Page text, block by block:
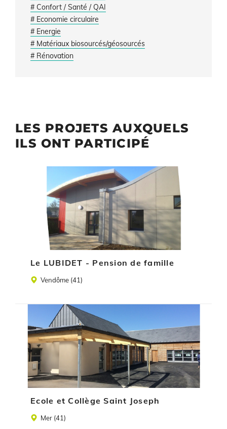
# Confort / Santé / QAI
# Economie circulaire
# Energie
# Matériaux biosourcés/géosourcés
# Rénovation
LES PROJETS AUXQUELS
ILS ONT PARTICIPÉ
Le LUBIDET - Pension de famille
Vendôme (41)
Ecole et Collège Saint Joseph
Mer (41)